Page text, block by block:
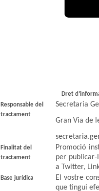
Dret
Responsable del
tractament
Secretaria
Gran Via de
Finalitat del
tractament
Promoció
per publicar-
a Twitter,
Base jurídica
El vostre
que tingui